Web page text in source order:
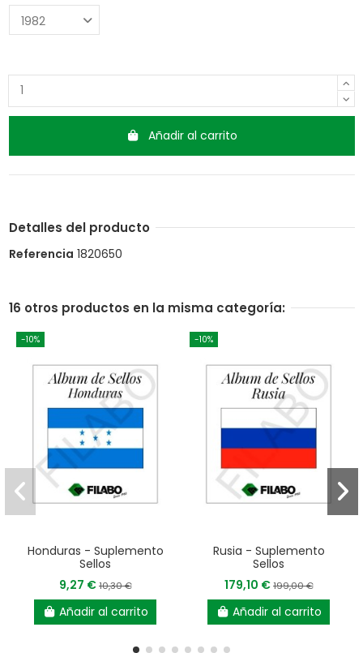
Añadir al carrito
Detalles del producto
Referencia 1820650
16 otros productos en la misma categoría:
-10%
Honduras - Suplemento
Sellos
9,27 €10,30 €
Añadir al carrito
-10%
Rusia - Suplemento
Sellos
179,10 €199,00 €
Añadir al carrito